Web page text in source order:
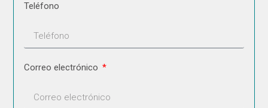
Teléfono
Correo electrónico